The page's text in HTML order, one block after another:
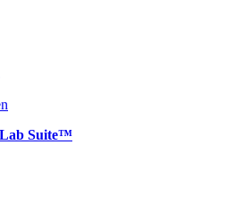
Suite™